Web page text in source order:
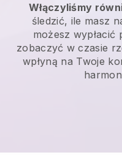
Włączyliśmy
śledzić, ile masz
możesz wypłacić
zobaczyć w czasie
wpłyną na Twoje